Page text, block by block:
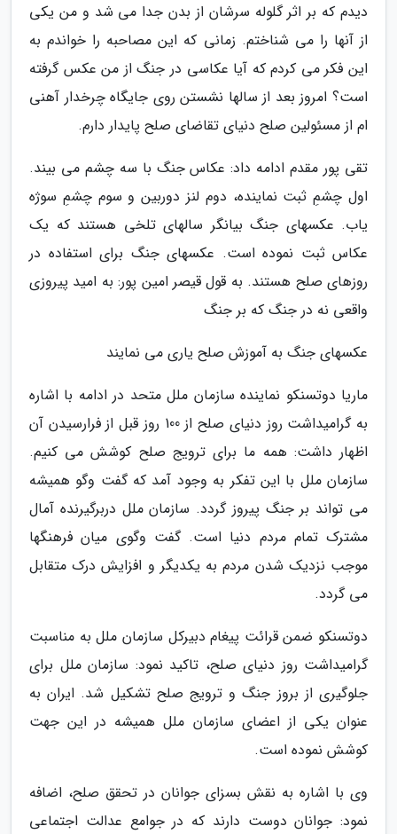
دیدم که بر اثر گلوله سرشان از بدن جدا می شد و من یکی
از آنها را می شناختم. زمانی که این مصاحبه را خواندم به
این فکر می کردم که آیا عکاسی در جنگ از من عکس گرفته
است؟ امروز بعد از سالها نشستن روی جایگاه چرخدار آهنی
ام از مسئولین صلح دنیای تقاضای صلح پایدار دارم.
تقی پور مقدم ادامه داد: عکاس جنگ با سه چشم می بیند.
اول چشمِ ثبت نماینده، دوم لنز دوربین و سوم چشمِ سوژه
یاب. عکسهای جنگ بیانگر سالهای تلخی هستند که یک
عکاس ثبت نموده است. عکسهای جنگ برای استفاده در
روزهای صلح هستند. به قول قیصر امین پور: به امید پیروزی
واقعی نه در جنگ که بر جنگ
عکسهای جنگ به آموزش صلح یاری می نمایند
ماریا دوتسنکو نماینده سازمان ملل متحد در ادامه با اشاره
به گرامیداشت روز دنیای صلح از 100 روز قبل از فرارسیدن آن
اظهار داشت: همه ما برای ترویج صلح کوشش می کنیم.
سازمان ملل با این تفکر به وجود آمد که گفت وگو همیشه
می تواند بر جنگ پیروز گردد. سازمان ملل دربرگیرنده آمال
مشترک تمام مردم دنیا است. گفت وگوی میان فرهنگها
موجب نزدیک شدن مردم به یکدیگر و افزایش درک متقابل
می گردد.
دوتسنکو ضمن قرائت پیغام دبیرکل سازمان ملل به مناسبت
گرامیداشت روز دنیای صلح، تاکید نمود: سازمان ملل برای
جلوگیری از بروز جنگ و ترویج صلح تشکیل شد. ایران به
عنوان یکی از اعضای سازمان ملل همیشه در این جهت
کوشش نموده است.
وی با اشاره به نقش بسزای جوانان در تحقق صلح، اضافه
نمود: جوانان دوست دارند که در جوامع عدالت اجتماعی